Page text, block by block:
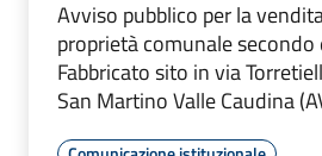
Avviso pubblico per la
proprietà comunale
Fabbricato sito in via
San Martino Valle Caudina